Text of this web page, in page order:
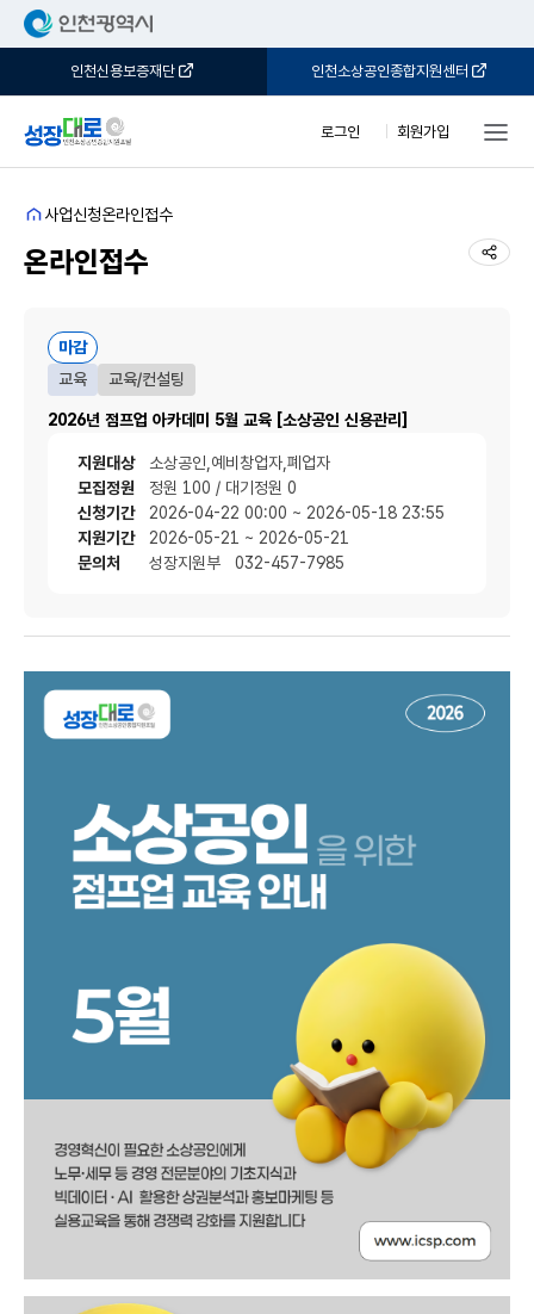
인천신용보증재단 인천소상공인종합지원센터
로그인 회원가입
홈
사업신청온라인접수
온라인접수 공
교육 교육/컨설팅
2026년 점프업 아카데미 5월 교육 [소상공인 신용관리]
마감
지원대상
소상공인,예비창업자,폐업자
모집정원
정원 100 / 대기정원 0
신청기간
2026-04-22 00:00 ~ 2026-05-18 23:55
지원기간
2026-05-21 ~ 2026-05-21
문의처
성장지원부 032-457-7985